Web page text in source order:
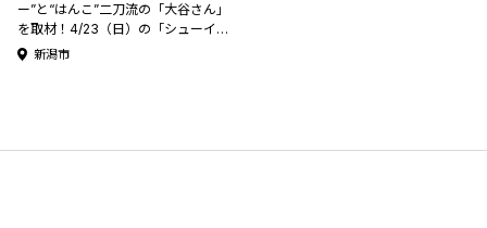
ー”と“はんこ”二刀流の「大谷さん」
を取材！4/23（日）の「シューイ
チ」で放送！
新潟市